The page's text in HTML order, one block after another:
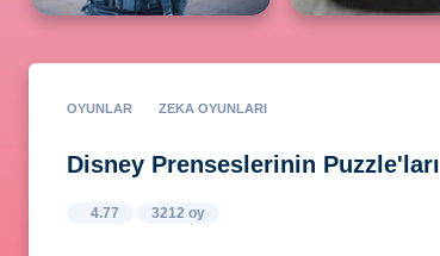
OYUNLAR ZEKA OYUNLARI
Disney Prenseslerinin Puzzle'ları
4.77 3212 oy